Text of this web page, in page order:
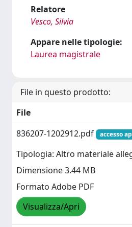
Relatore
Vesco, Silvia
Appare nelle tipologie:
Laurea magistrale
File in questo prodotto:
File
836207-1202912.pdf
accesso
Tipologia: Altro materiale
Dimensione 3.44 MB
Formato Adobe PDF
Visualizza/Apri